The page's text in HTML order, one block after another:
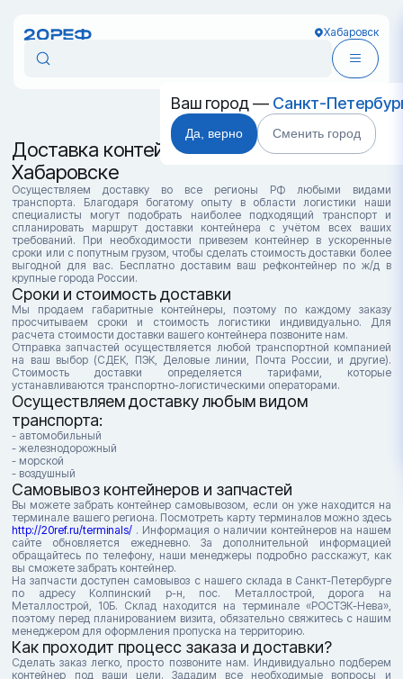
Хабаровск
Ваш город — Санкт-
Да, верно Сменить город
Доставка контейнеров в
Хабаровске
Осуществляем доставку во все регионы РФ любыми видами
транспорта. Благодаря богатому опыту в области логистики наши
специалисты могут подобрать наиболее подходящий транспорт и
спланировать маршрут доставки контейнера с учётом всех ваших
требований. При необходимости привезем контейнер в ускоренные
сроки или с попутным грузом, чтобы сделать стоимость доставки более
выгодной для вас. Бесплатно доставим ваш рефконтейнер по ж/д в
крупные города России.
Сроки и стоимость доставки
Мы продаем габаритные контейнеры, поэтому по каждому заказу
просчитываем сроки и стоимость логистики индивидуально. Для
расчета стоимости доставки вашего контейнера позвоните нам.
Отправка запчастей осуществляется любой транспортной компанией
на ваш выбор (СДЕК, ПЭК, Деловые линии, Почта России, и другие).
Стоимость доставки определяется тарифами, которые
устанавливаются транспортно-логистическими операторами.
Осуществляем доставку любым видом
транспорта:
- автомобильный
- железнодорожный
- морской
- воздушный
Самовывоз контейнеров и запчастей
Вы можете забрать контейнер самовывозом, если он уже находится на
терминале вашего региона. Посмотреть карту терминалов можно здесь
http://20ref.ru/terminals/ . Информация о наличии контейнеров на нашем
сайте обновляется ежедневно. За дополнительной информацией
обращайтесь по телефону, наши менеджеры подробно расскажут, как
вы сможете забрать контейнер.
На запчасти доступен самовывоз с нашего склада в Санкт-Петербурге
по адресу Колпинский р-н, пос. Металлострой, дорога на
Металлострой, 10Б. Склад находится на терминале «РОСТЭК-Нева»,
поэтому перед планированием визита, обязательно свяжитесь с нашим
менеджером для оформления пропуска на территорию.
Как проходит процесс заказа и доставки?
Сделать заказ легко, просто позвоните нам. Индивидуально подберем
контейнер под ваши цели. Зададим все необходимые вопросы и